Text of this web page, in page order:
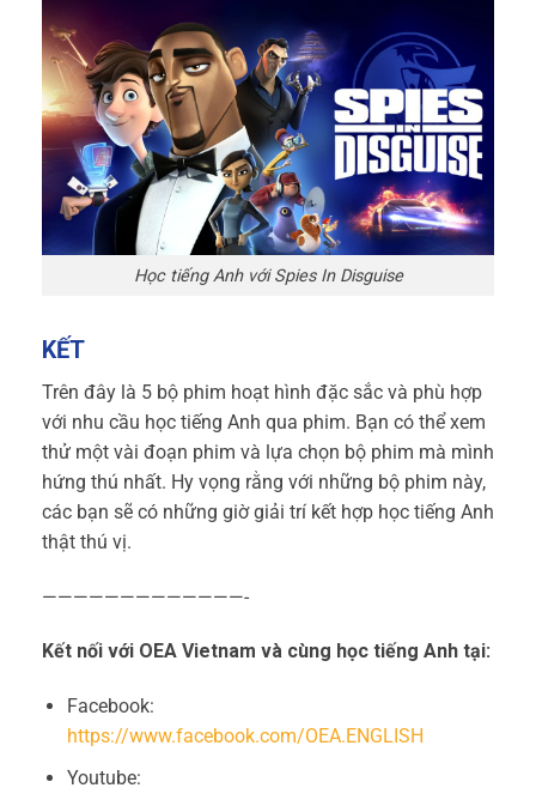
Học tiếng Anh với Spies In Disguise
KẾT
Trên đây là 5 bộ phim hoạt hình đặc sắc và phù hợp
với nhu cầu học tiếng Anh qua phim. Bạn có thể xem
thử một vài đoạn phim và lựa chọn bộ phim mà mình
hứng thú nhất. Hy vọng rằng với những bộ phim này,
các bạn sẽ có những giờ giải trí kết hợp học tiếng Anh
thật thú vị.
—————————————-
Kết nối với OEA Vietnam và cùng học tiếng Anh tại:
Facebook:
https://www.facebook.com/OEA.ENGLISH
Youtube: